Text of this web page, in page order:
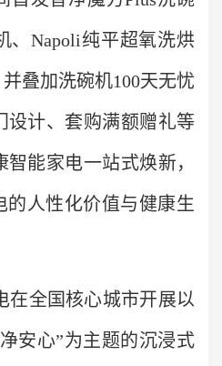
、Napoli纯平超氧洗烘
叠加洗碗机100天无忧
设计、套购满额赠礼等
能家电一站式焕新，
的人性化价值与健康生
在全国核心城市开展以
安心”为主题的沉浸式